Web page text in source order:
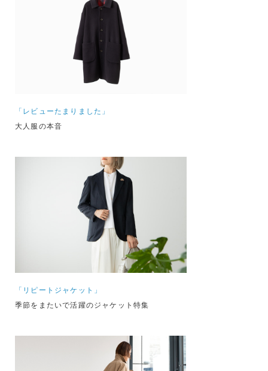
「レビューたまりました」
大人服の本音
「リピートジャケット」
季節をまたいで活躍のジャケット特集